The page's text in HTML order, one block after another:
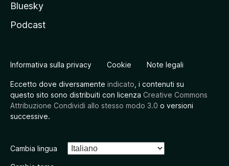
Bluesky
Podcast
Informativa sulla privacy Cookie Note legali
Eccetto dove diversamente indicato , i contenuti su
questo sito sono distribuiti con licenza Creative Commons
Attribuzione Condividi allo stesso modo 3.0 o versioni
successive.
Cambia lingua